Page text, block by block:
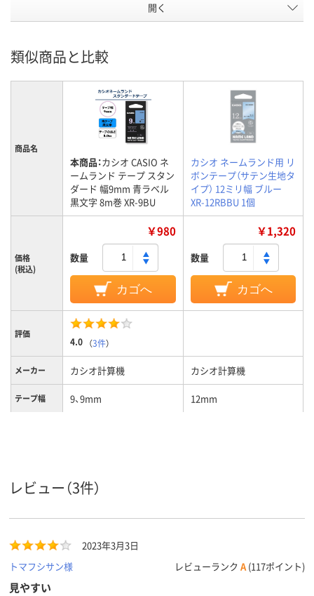
開く
類似商品と比較
商品名
本商品：カシオ CASIO ネ
ームランド テープ スタン
ダード 幅9mm 青ラベル
黒文字 8m巻 XR-9BU
カシオ ネームランド用 リ
ボンテープ（サテン生地タ
イプ） 12ミリ幅 ブルー
XR-12RBBU 1個
価格
(税込)
￥980
数量
カゴへ
￥1,320
数量
カゴへ
評価
4.0 （3件）
メーカー カシオ計算機 カシオ計算機
テープ幅 9、9mm 12mm
カラーグル
ープ
ブラック系、ブルー系
テープ長さ 8m
レビュー（3件）
2023年3月3日
トマフシサン様
レビューランク A (117ポイント)
見やすい